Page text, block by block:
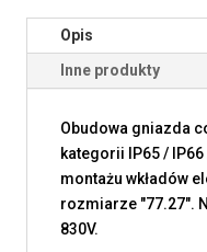
Opis
Inne produkty
Obudowa gniazda
kategorii IP65 /
montażu wkładów
rozmiarze "77.27".
830V.